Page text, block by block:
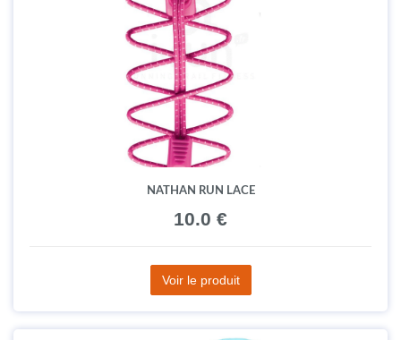
NATHAN RUN LACE
10.0 €
Voir le produit